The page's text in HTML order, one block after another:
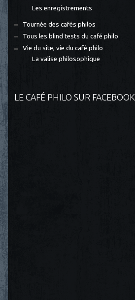
Les enregistrements
Tournée des cafés philos
Tous les blind tests du café philo
Vie du site, vie du café philo
La valise philosophique
LE CAFÉ PHILO SUR FACEBOOK